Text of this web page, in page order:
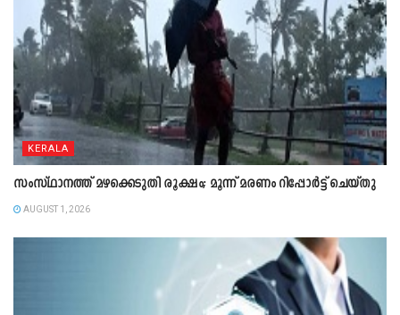
KERALA
സംസ്ഥാനത്ത് മഴക്കെടുതി രൂക്ഷം; മൂന്ന് മരണം റിപ്പോർട്ട് ചെയ്തു
AUGUST 1, 2026